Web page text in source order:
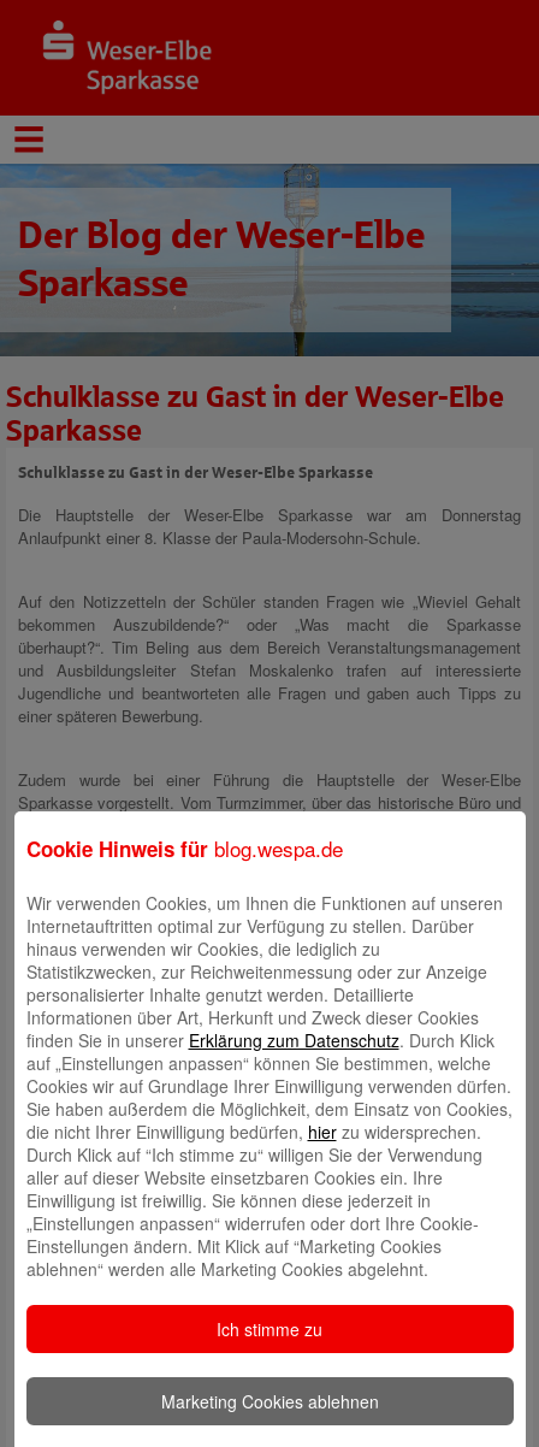
Der Blog der Weser-Elbe
Sparkasse
Schulklasse zu Gast in der Weser-Elbe
Sparkasse
Schulklasse zu Gast in der Weser-Elbe Sparkasse
Die Hauptstelle der Weser-Elbe Sparkasse war am Donnerstag
Anlaufpunkt einer 8. Klasse der Paula-Modersohn-Schule.
Auf den Notizzetteln der Schüler standen Fragen wie „Wieviel Gehalt
bekommen Auszubildende?“ oder „Was macht die Sparkasse
überhaupt?“. Tim Beling aus dem Bereich Veranstaltungsmanagement
und Ausbildungsleiter Stefan Moskalenko trafen auf interessierte
Jugendliche und beantworteten alle Fragen und gaben auch Tipps zu
einer späteren Bewerbung.
Zudem wurde bei einer Führung die Hauptstelle der Weser-Elbe
Sparkasse vorgestellt. Vom Turmzimmer, über das historische Büro und
Wir hoffen, dass es allen Beteiligten Spass gemacht hat und wir viele
Informationen und Eindrücke aus der Sparkassenwelt vermitteln
konnten.
Schreibe einen Kommentar
Deine E-Mail-Adresse wird nicht veröffentlicht. Erforderliche Felder
Cookie Hinweis für blog.wespa.de
Wir verwenden Cookies, um Ihnen die Funktionen auf unseren
Internetauftritten optimal zur Verfügung zu stellen. Darüber
hinaus verwenden wir Cookies, die lediglich zu
Statistikzwecken, zur Reichweitenmessung oder zur Anzeige
personalisierter Inhalte genutzt werden. Detaillierte
Informationen über Art, Herkunft und Zweck dieser Cookies
finden Sie in unserer Erklärung zum Datenschutz. Durch Klick
auf „Einstellungen anpassen“ können Sie bestimmen, welche
Cookies wir auf Grundlage Ihrer Einwilligung verwenden dürfen.
Sie haben außerdem die Möglichkeit, dem Einsatz von Cookies,
die nicht Ihrer Einwilligung bedürfen, hierzu widersprechen.
Durch Klick auf “Ich stimme zu“ willigen Sie der Verwendung
aller auf dieser Website einsetzbaren Cookies ein. Ihre
Einwilligung ist freiwillig. Sie können diese jederzeit in
„Einstellungen anpassen“ widerrufen oder dort Ihre Cookie-
Einstellungen ändern. Mit Klick auf “Marketing Cookies
ablehnen“ werden alle Marketing Cookies abgelehnt.
Ich stimme zu
Marketing Cookies ablehnen